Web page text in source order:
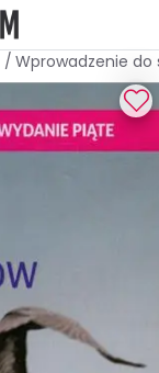
/ Wprowadzenie